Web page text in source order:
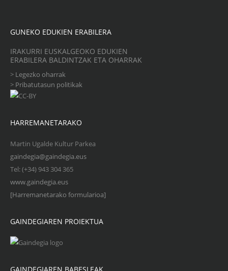
GUNEKO EDUKIEN ERABILERA
IRAKURRI EUSKALGEOKO EDUKIEN
ERABILERA BALDINTZAK ETA OHARRAK
> Legezko oharrak
> Pribatutasun politikak
HARREMANETARAKO
Martin Ugalde Kultur Parkea
gaindegia@gaindegia.eus
Tel: (+34) 943 304 365
www.gaindegia.eus
[Harremanetarako formularioa]
GAINDEGIAREN PROIEKTUA
GAINDEGIAREN BABESLEAK